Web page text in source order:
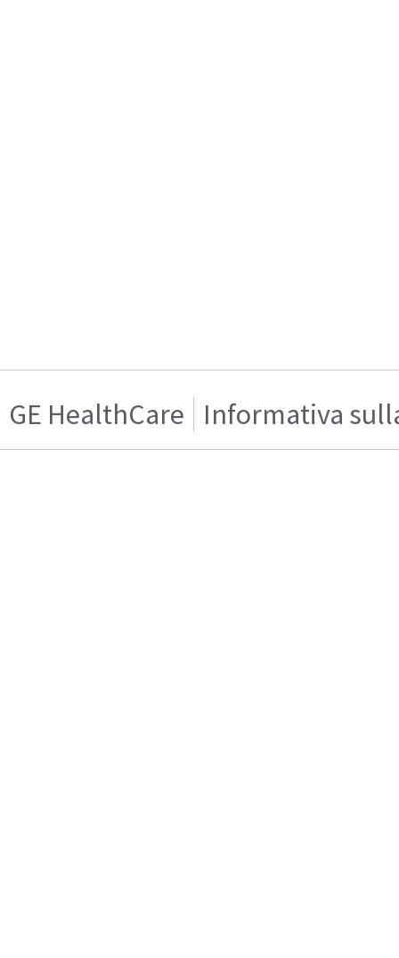
GE HealthCare Informativa